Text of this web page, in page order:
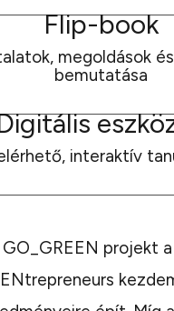
Flip-book
megoldások
bemutatása
interaktív
projekt a